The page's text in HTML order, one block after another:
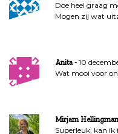
Doe heel graag
Mogen zij wat
Anita
10
Wat mooi voor
Mirjam Hellingman
Superleuk, kan